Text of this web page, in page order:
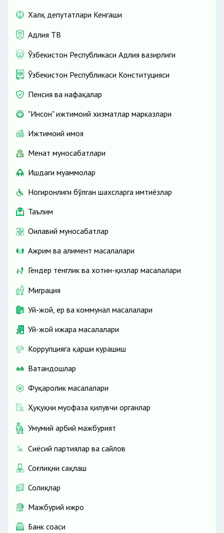
Халқ депутатлари Кенгаши
Адлия ТВ
Ўзбекистон Республикаси Адлия вазирлиги
Ўзбекистон Республикаси Конституцияси
Пенсия ва нафақалар
"Инсон" ижтимоий хизматлар марказлари
Ижтимоий ҳимоя
Меҳнат муносабатлари
Ишдаги муаммолар
Ногиронлиги бўлган шахсларга имтиёзлар
Таълим
Оилавий муносабатлар
Ажрим ва алимент масалалари
Гендер тенглик ва хотин-қизлар масалалари
Миграция
Уй-жой, ер ва коммунал масалалари
Уй-жой ижара масалалари
Коррупцияга қарши курашиш
Ватандошлар
Фуқаролик масалалари
Ҳуқуқни муҳофаза қилувчи органлар
Умумий ҳарбий мажбурият
Сиёсий партиялар ва сайлов
Соғлиқни сақлаш
Солиқлар
Мажбурий ижро
Банк соҳаси